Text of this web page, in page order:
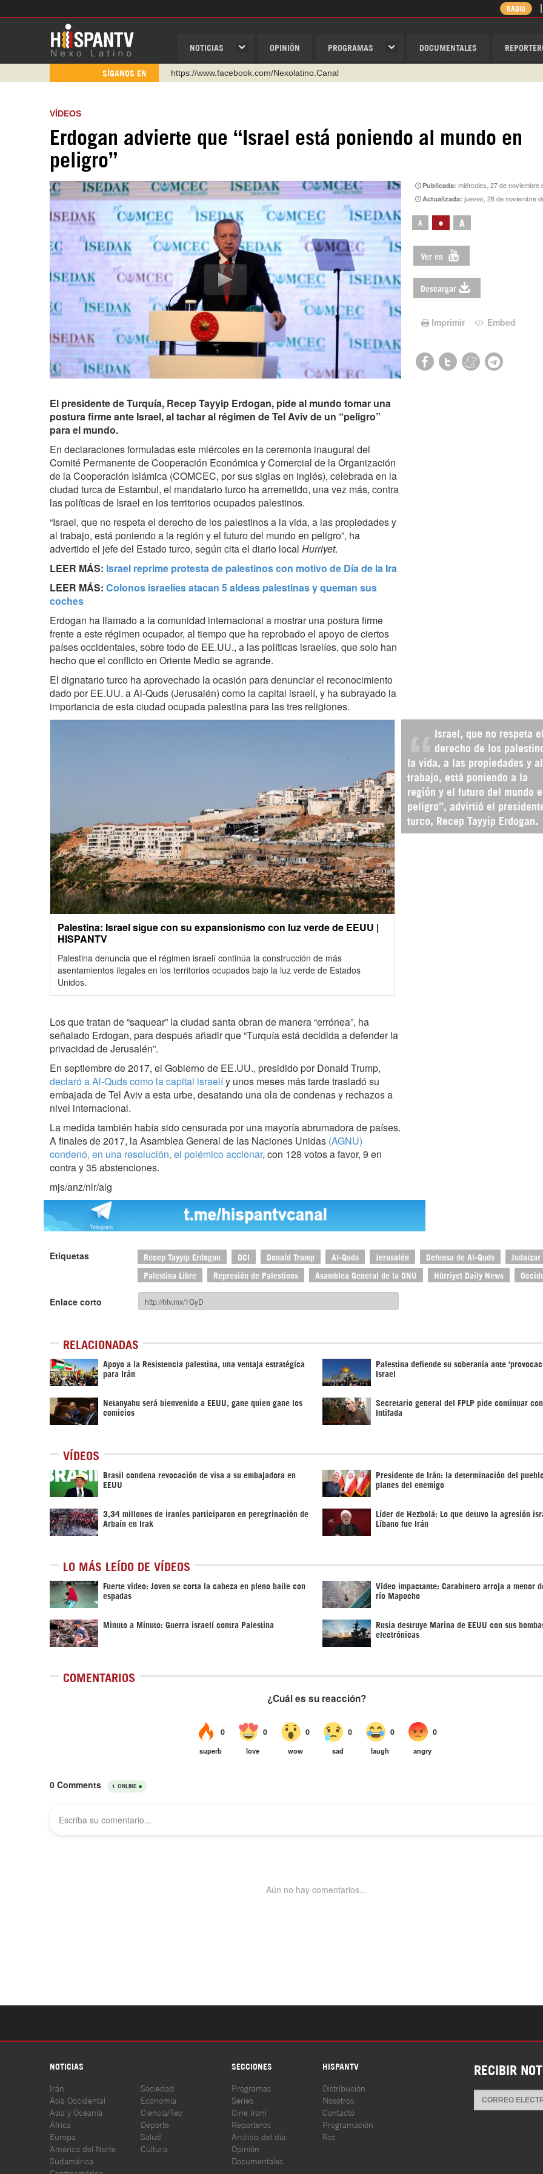
NOTICIAS OPINIÓN PROGRAMAS DOCUMENTALES
RADIO
SÍGANOS EN
https://www.facebook.com/Nexolatino.Canal
https://urmedium.com/c/hispantv
Instagram como: hispan_tv
VÍDEOS
Erdogan advierte que “Israel está poniendo al mundo en
peligro”
Publicada:miércoles, 27 de noviembre
Actualizada:jueves, 28 de noviembre
A • A
Ver en
Descargar
Imprimir Embed
El presidente de Turquía, Recep Tayyip Erdogan, pide al mundo tomar una
postura firme ante Israel, al tachar al régimen de Tel Aviv de un “peligro”
para el mundo.
En declaraciones formuladas este miércoles en la ceremonia inaugural del
Comité Permanente de Cooperación Económica y Comercial de la Organización
de la Cooperación Islámica (COMCEC, por sus siglas en inglés), celebrada en la
ciudad turca de Estambul, el mandatario turco ha arremetido, una vez más, contra
las políticas de Israel en los territorios ocupados palestinos.
“Israel, que no respeta el derecho de los palestinos a la vida, a las propiedades y
al trabajo, está poniendo a la región y el futuro del mundo en peligro”, ha
advertido el jefe del Estado turco, según cita el diario local Hurriyet.
LEER MÁS: Israel reprime protesta de palestinos con motivo de Día de la Ira
LEER MÁS: Colonos israelíes atacan 5 aldeas palestinas y queman sus
coches
Erdogan ha llamado a la comunidad internacional a mostrar una postura firme
frente a este régimen ocupador, al tiempo que ha reprobado el apoyo de ciertos
países occidentales, sobre todo de EE.UU., a las políticas israelíes, que solo han
hecho que el conflicto en Oriente Medio se agrande.
El dignatario turco ha aprovechado la ocasión para denunciar el reconocimiento
dado por EE.UU. a Al-Quds (Jerusalén) como la capital israelí, y ha subrayado la
importancia de esta ciudad ocupada palestina para las tres religiones.
Israel, que no respeta el
derecho de los
la vida, a las propiedades y al
trabajo, está poniendo a la
región y el futuro del mundo
peligro”, advirtió el
turco, Recep Tayyip Erdogan.
Palestina: Israel sigue con su expansionismo con luz verde de EEUU |
HISPANTV
Palestina denuncia que el régimen israelí continúa la construcción de más
asentamientos ilegales en los territorios ocupados bajo la luz verde de Estados
Unidos.
Los que tratan de “saquear” la ciudad santa obran de manera “errónea”, ha
señalado Erdogan, para después añadir que “Turquía está decidida a defender la
privacidad de Jerusalén”.
En septiembre de 2017, el Gobierno de EE.UU., presidido por Donald Trump,
declaró a Al-Quds como la capital israelíy unos meses más tarde trasladó su
embajada de Tel Aviv a esta urbe, desatando una ola de condenas y rechazos a
nivel internacional.
La medida también había sido censurada por una mayoría abrumadora de países.
A finales de 2017, la Asamblea General de las Naciones Unidas (AGNU)
condenó, en una resolución, el polémico accionar, con 128 votos a favor, 9 en
contra y 35 abstenciones.
mjs/anz/nlr/alg
Etiquetas Recep Tayyip Erdogan OCI Donald Trump Al-Quds Jerusalén Defensa de Al-Quds Judaizar
Palestina Libre Represión de Palestinos Asamblea General de la ONU Hürriyet Daily News
Enlace corto
RELACIONADAS
Apoyo a la Resistencia palestina, una ventaja estratégica
para Irán
Palestina defiende su soberanía ante
Israel
Netanyahu será bienvenido a EEUU, gane quien gane los
comicios
Secretario general del FPLP pide continuar
Intifada
VÍDEOS
Brasil condena revocación de visa a su embajadora en
EEUU
Presidente de Irán: la determinación del
planes del enemigo
3,34 millones de iraníes participaron en peregrinación de
Arbaín en Irak
Líder de Hezbolá: Lo que detuvo la agresión
Líbano fue Irán
LO MÁS LEÍDO DE VÍDEOS
Fuerte vídeo: Joven se corta la cabeza en pleno baile con
espadas
Vídeo impactante: Carabinero arroja a menor
río Mapocho
Minuto a Minuto: Guerra israelí contra Palestina Rusia destruye Marina de EEUU con sus
electrónicas
COMENTARIOS
NOTICIAS SECCIONES HISPANTV
Irán
Asia Occidental
Asia y Oceanía
África
Europa
América del Norte
Sudamérica
Centroamérica
Sociedad
Economía
Ciencia/Tec
Deporte
Salud
Cultura
Programas
Series
Cine Iraní
Reporteros
Análisis del día
Opinión
Documentales
Distribución
Nosotros
Contacto
Programación
Rss
RECIBIR